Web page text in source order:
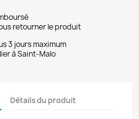
retourner le produit
3 jours maximum
à Saint-Malo
Détails du produit